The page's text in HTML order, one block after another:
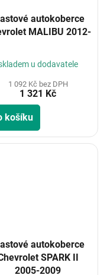
autokoberce
MALIBU 2012-
u dodavatele
1 092 Kč bez DPH
1 321 Kč
košíku
autokoberce
SPARK II
2005-2009